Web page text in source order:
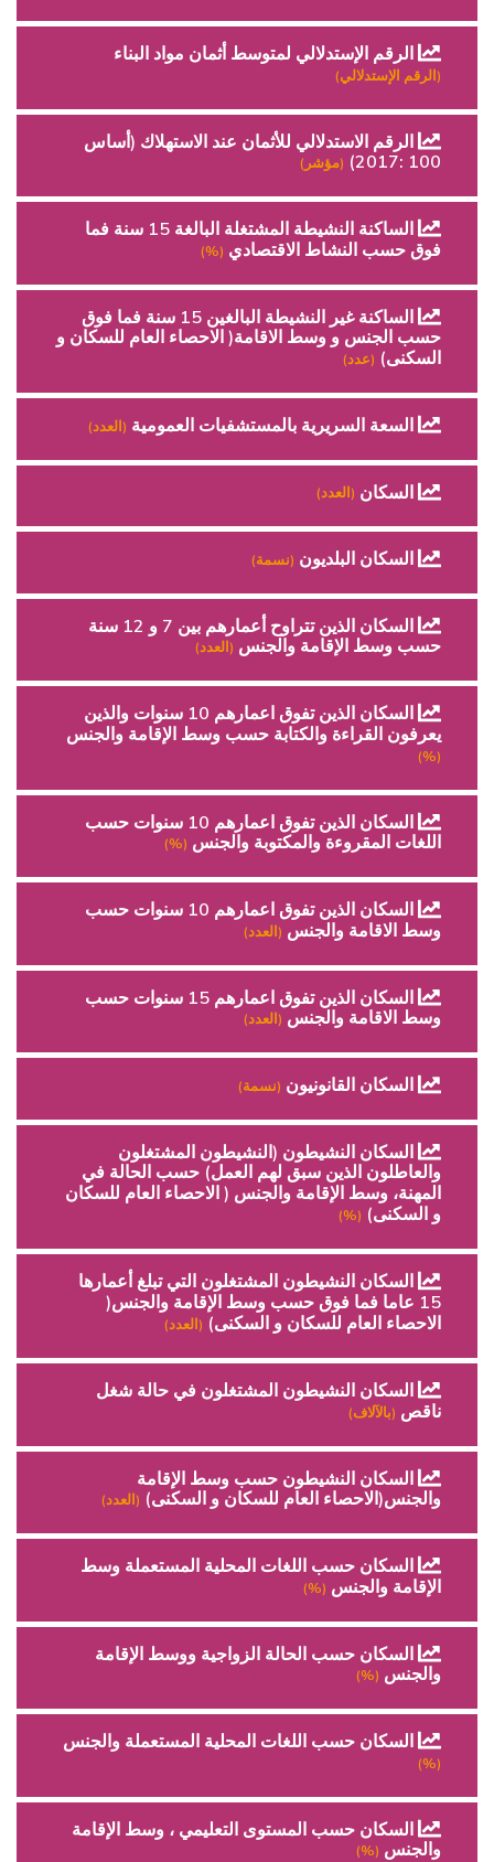
الرقم الإستدلالي لمتوسط أثمان مواد البناء
(الرقم الإستدلالي)
الرقم الاستدلالي للأثمان عند الاستهلاك (أساس
100 :2017)
(مؤشر)
الساكنة النشيطة المشتغلة البالغة 15 سنة فما
فوق حسب النشاط الاقتصادي (%)
الساكنة غير النشيطة البالغين 15 سنة فما فوق
حسب الجنس و وسط الاقامة( الاحصاء العام للسكان و
السكنى) (عدد)
السعة السريرية بالمستشفيات العمومية (العدد)
السكان (العدد)
السكان البلديون (نسمة)
السكان الذين تتراوح أعمارهم بين 7 و 12 سنة
حسب وسط الإقامة والجنس (العدد)
السكان الذين تفوق اعمارهم 10 سنوات والذين
يعرفون القراءة والكتابة حسب وسط الإقامة والجنس
(%)
السكان الذين تفوق اعمارهم 10 سنوات حسب
اللغات المقروءة والمكتوبة والجنس (%)
السكان الذين تفوق اعمارهم 10 سنوات حسب
وسط الاقامة والجنس (العدد)
السكان الذين تفوق اعمارهم 15 سنوات حسب
وسط الاقامة والجنس (العدد)
السكان القانونيون (نسمة)
السكان النشيطون (النشيطون المشتغلون
والعاطلون الذين سبق لهم العمل) حسب الحالة في
المهنة، وسط الإقامة والجنس ( الاحصاء العام للسكان
و السكنى) (%)
السكان النشيطون المشتغلون التي تبلغ أعمارها
15 عاما فما فوق حسب وسط الإقامة والجنس(
الاحصاء العام للسكان و السكنى) (العدد)
السكان النشيطون المشتغلون في حالة شغل
ناقص (بالآلاف)
السكان النشيطون حسب وسط الإقامة
والجنس(الاحصاء العام للسكان و السكنى) (العدد)
السكان حسب اللغات المحلية المستعملة وسط
الإقامة والجنس (%)
السكان حسب الحالة الزواجية ووسط الإقامة
والجنس (%)
السكان حسب اللغات المحلية المستعملة والجنس
(%)
السكان حسب المستوى التعليمي ، وسط الإقامة
والجنس (%)